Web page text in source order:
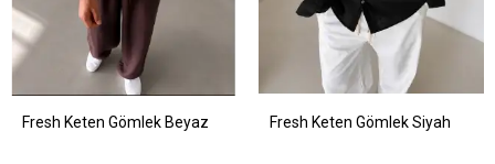
Fresh Keten Gömlek Beyaz Fresh Keten Gömlek Siyah